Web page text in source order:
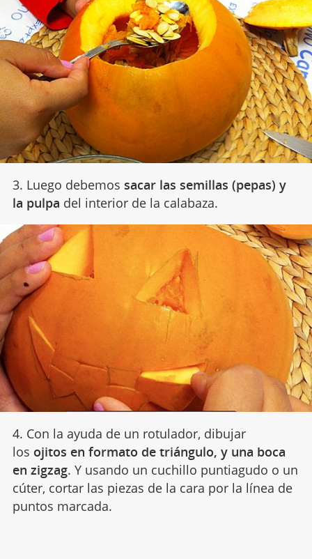
3. Luego debemos sacar las semillas (pepas) y
la pulpa del interior de la calabaza.
4. Con la ayuda de un rotulador, dibujar
los ojitos en formato de triángulo, y una boca
en zigzag. Y usando un cuchillo puntiagudo o un
cúter, cortar las piezas de la cara por la línea de
puntos marcada.